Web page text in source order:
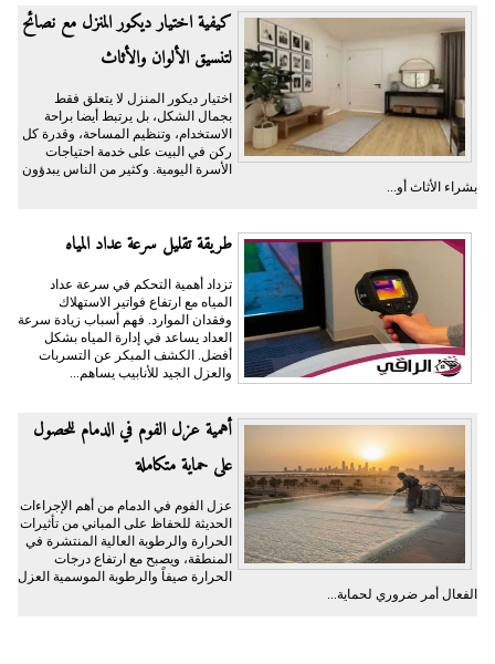
كيفية اختيار ديكور المنزل مع نصائح
لتنسيق الألوان والأثاث
اختيار ديكور المنزل لا يتعلق فقط
بجمال الشكل، بل يرتبط أيضا براحة
الاستخدام، وتنظيم المساحة، وقدرة كل
ركن في البيت على خدمة احتياجات
الأسرة اليومية. وكثير من الناس يبدؤون
بشراء الأثاث أو...
طريقة تقليل سرعة عداد المياه
تزداد أهمية التحكم في سرعة عداد
المياه مع ارتفاع فواتير الاستهلاك
وفقدان الموارد. فهم أسباب زيادة سرعة
العداد يساعد في إدارة المياه بشكل
أفضل. الكشف المبكر عن التسربات
والعزل الجيد للأنابيب يساهم...
أهمية عزل الفوم في الدمام للحصول
على حماية متكاملة
عزل الفوم في الدمام من أهم الإجراءات
الحديثة للحفاظ على المباني من تأثيرات
الحرارة والرطوبة العالية المنتشرة في
المنطقة، ويصبح مع ارتفاع درجات
الحرارة صيفاً والرطوبة الموسمية العزل
الفعال أمر ضروري لحماية...